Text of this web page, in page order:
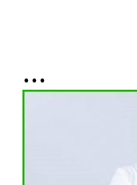
...